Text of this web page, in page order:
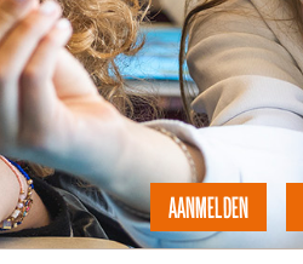
AANMELDEN